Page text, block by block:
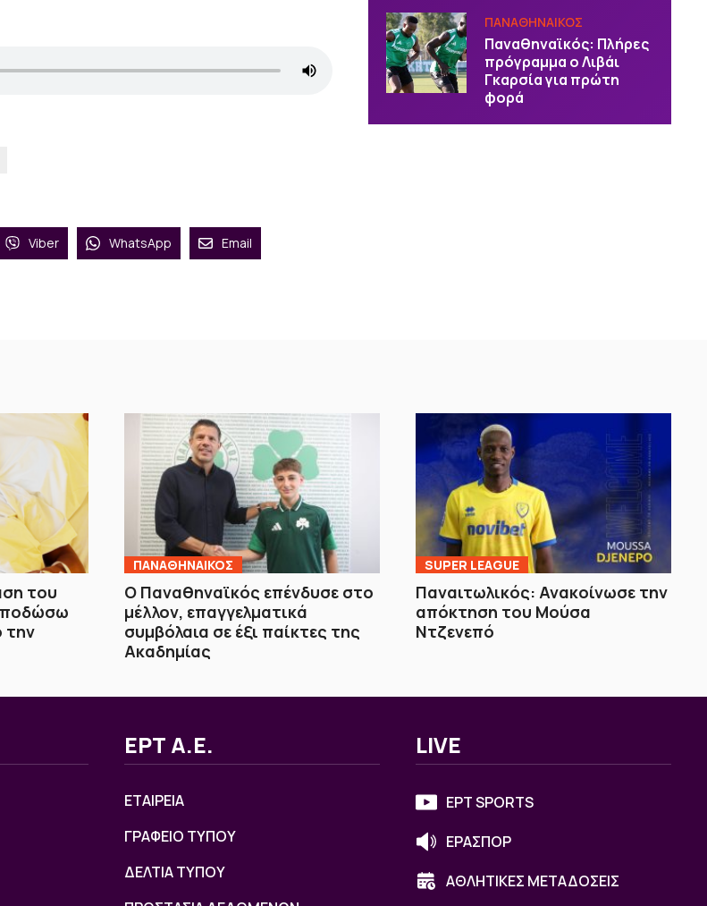
Viber WhatsApp Email
ΠΑΝΑΘΗΝΑΙΚΟΣ
Παναθηναϊκός: Πλήρες
πρόγραμμα ο Λιβάι
Γκαρσία για πρώτη
φορά
του
την
ΠΑΝΑΘΗΝΑΙΚΟΣ
Ο Παναθηναϊκός επένδυσε στο
μέλλον, επαγγελματικά
συμβόλαια σε έξι παίκτες της
Ακαδημίας
SUPER LEAGUE
Παναιτωλικός: Ανακοίνωσε την
απόκτηση του Μούσα
Ντζενεπό
ΕΡΤ Α.Ε.
ΕΤΑΙΡΕΙΑ
ΓΡΑΦΕΙΟ ΤΥΠΟΥ
ΔΕΛΤΙΑ ΤΥΠΟΥ
LIVE
ΕΡΤ SPORTS
ΕΡΑΣΠΟΡ
ΑΘΛΗΤΙΚΕΣ ΜΕΤΑΔΟΣΕΙΣ